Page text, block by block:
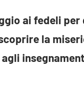
ai fedeli
la